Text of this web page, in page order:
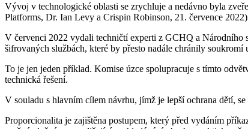
Vývoj v technologické oblasti se zrychluje a nedávno byla
Platforms, Dr. Ian Levy a Crispin Robinson, 21. července
V červenci 2022 vydali techničtí experti z GCHQ a Národního
šifrovaných službách, které by přesto nadále chránily soukromí
To je jen jeden příklad. Komise úzce spolupracuje s tímto
technická řešení.
V souladu s hlavním cílem návrhu, jímž je lepší ochrana dětí,
Proporcionalita je zajištěna postupem, který před vydáním